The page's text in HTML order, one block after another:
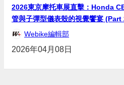
2026東京摩托車展直擊：Honda
管與子彈型儀表殼的視覺饗宴 (Part
Webike編輯部
2026年04月08日